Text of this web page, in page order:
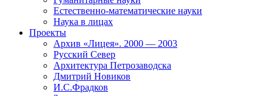
Естественно-математические науки
Наука в лицах
Проекты
Архив «Лицея». 2000 — 2003
Русский Север
Архитектура Петрозаводска
Дмитрий Новиков
И.С.Фрадков